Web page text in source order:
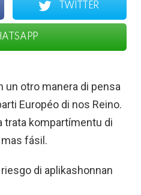
TWITTER
un otro manera di pensa
Européo di nos Reino.
trata kompartímentu di
fásil.
di aplikashonnan